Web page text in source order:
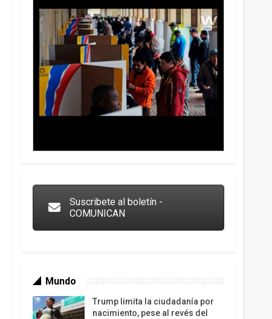
Suscribete al boletín -
COMUNICAN
Mundo
Trump limita la ciudadanía por
nacimiento, pese al revés del